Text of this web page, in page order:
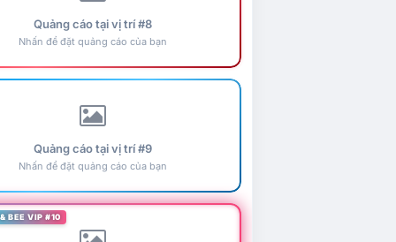
Quảng cáo tại vị trí #8
Nhấn để đặt quảng cáo của bạn
Quảng cáo tại vị trí #9
Nhấn để đặt quảng cáo của bạn
BEE VIP #10